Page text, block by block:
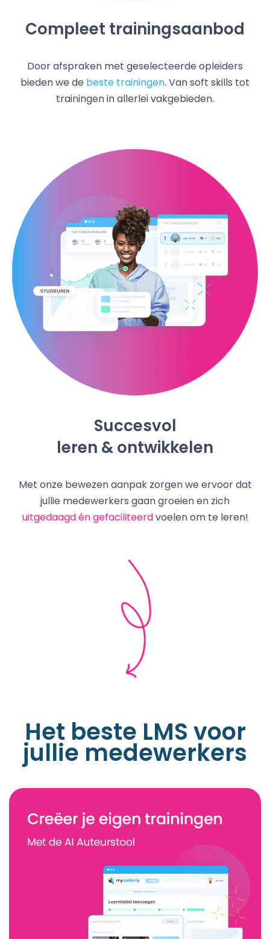
Compleet trainingsaanbod
Door afspraken met geselecteerde opleiders
bieden we de beste trainingen. Van soft skills tot
trainingen in allerlei vakgebieden.
Succesvol
leren & ontwikkelen
Met onze bewezen aanpak zorgen we ervoor dat
jullie medewerkers gaan groeien en zich
uitgedaagd én gefaciliteerdvoelen om te leren!
Het beste LMS voor
jullie medewerkers